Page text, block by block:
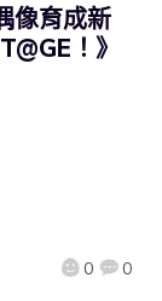
像育成新
！》
0 0